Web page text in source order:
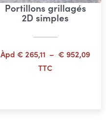
Portillons grillagés
2D simples
Àpd€ 265,11 – € 952,09Plage
TTC